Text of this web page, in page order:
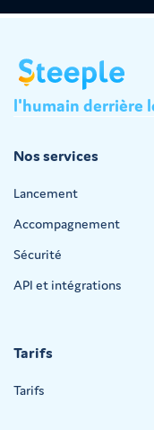
l'humain derrière
Nos services
Lancement
Accompagnement
Sécurité
API et intégrations
Tarifs
Tarifs